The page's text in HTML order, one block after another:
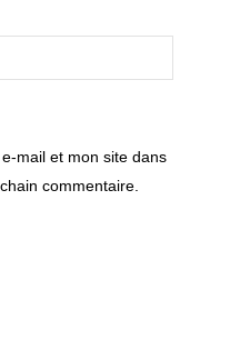
mail et mon site dans
commentaire.